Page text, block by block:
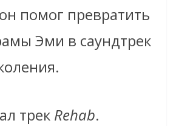
помог превратить
Эми в саундтрек
трек Rehab.